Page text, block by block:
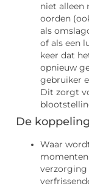
niet alleen
oorden
als
of als een
keer dat
opnieuw
gebruiker
Dit zorgt
De
Waar
verzorging